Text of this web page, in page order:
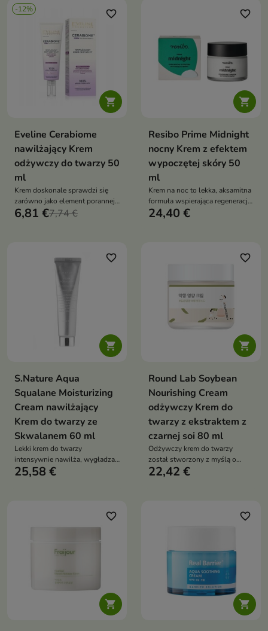
-12%

favorite_border
Eveline Cerabiome
nawilżający Krem
odżywczy do twarzy 50
ml
Krem doskonale sprawdzi się
zarówno jako element porannej
pielęgnacji, jak i regenerujący
6,81 €7,74 €

favorite_border
Resibo Prime Midnight
nocny Krem z efektem
wypoczętej skóry 50
ml
Krem na noc to lekka, aksamitna
formuła wspierająca regenerację
skóry podczas snu, bez uczucia
wzmacnia barierę ochronną,
wygładza, nawilża i pomaga
przywrócić cerze świeży,
wypoczęty wygląd o poranku
24,40 €

favorite_border
S.Nature Aqua
Squalane Moisturizing
Cream nawilżający
Krem do twarzy ze
Skwalanem 60 ml
Lekki krem do twarzy
intensywnie nawilża, wygładza i
wspiera regenerację skóry suchej
25,58 €

favorite_border
Round Lab Soybean
Nourishing Cream
odżywczy Krem do
twarzy z ekstraktem z
czarnej soi 80 ml
Odżywczy krem do twarzy
został stworzony z myślą o
skórze suchej, mieszanej,
22,42 €

favorite_border

favorite_border